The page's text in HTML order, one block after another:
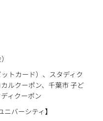
トカード）、スタディク
ルクーポン、千葉市 子ど
ィクーポン
バーシティ】